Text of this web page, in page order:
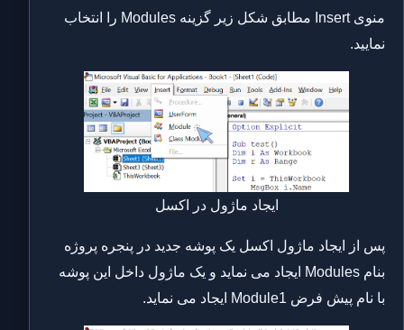
منوی Insert مطابق شکل زیر گزینه Modules را انتخاب
نمایید.
ایجاد ماژول در اکسل
پس از ایجاد ماژول اکسل یک پوشه جدید در پنجره پروژه
بنام Modules ایجاد می نماید و یک ماژول داخل این پوشه
با نام پیش فرض Module1 ایجاد می نماید.